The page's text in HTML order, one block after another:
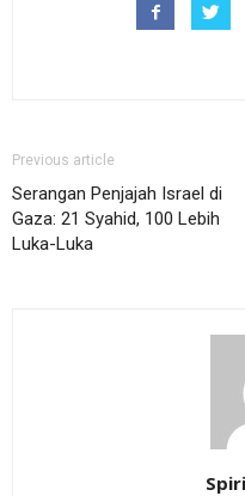
Previous article
Serangan Penjajah Israel di
Gaza: 21 Syahid, 100 Lebih
Luka-Luka